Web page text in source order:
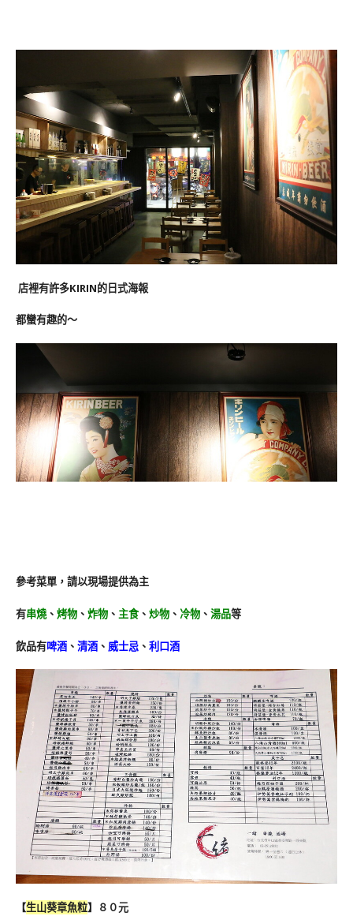
店裡有許多KIRIN的日式海報
都蠻有趣的～
參考菜單，請以現場提供為主
有串燒、 烤物 、 炸物 、 主食、 炒物 、 冷物 、 湯品等
飲品有啤酒 、 清酒 、 威士忌 、 利口酒
【生山葵章魚粒】８０元